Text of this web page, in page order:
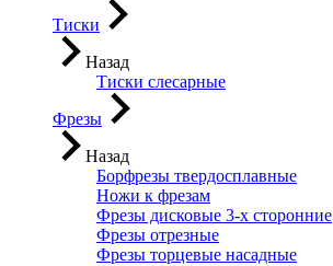
Тиски
Назад
Тиски слесарные
Фрезы
Назад
Борфрезы твердосплавные
Ножи к фрезам
Фрезы дисковые 3-х сторонние
Фрезы отрезные
Фрезы торцевые насадные